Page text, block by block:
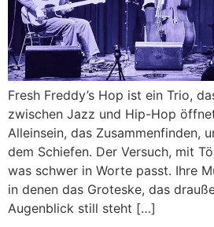
Fresh Freddy’s Hop ist ein Trio,
zwischen Jazz und Hip-Hop
Alleinsein, das Zusammenfinden,
dem Schiefen. Der Versuch, mit
was schwer in Worte passt. Ihre
in denen das Groteske, das
Augenblick still steht […]